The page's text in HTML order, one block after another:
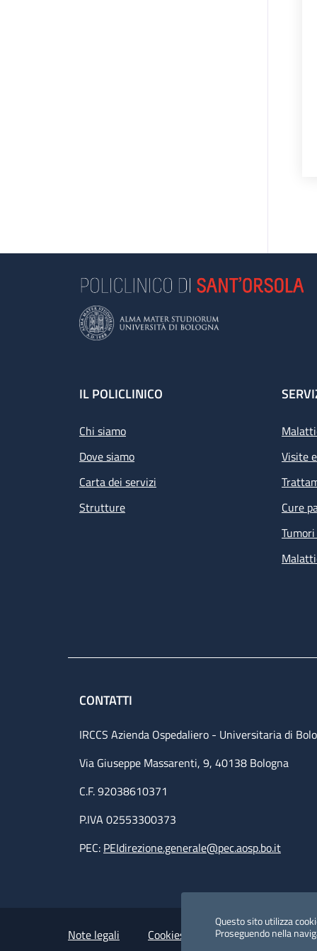
Questo sito utilizza
Proseguendo nella
Footer
IL POLICLINICO
Chi siamo
Dove siamo
Carta dei servizi
Strutture
Visite
Cure
CONTATTI
IRCCS Azienda Ospedaliero - Universitaria di
Via Giuseppe Massarenti, 9, 40138 Bologna
C.F. 92038610371
P.IVA 02553300373
PEC: PEIdirezione.generale@pec.aosp.bo.it
Small prints
Useful links section
Note legali Cookies Policy Policy privacy